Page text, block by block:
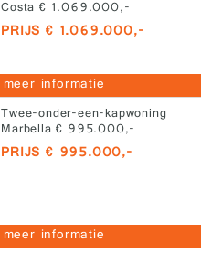
Costa € 1.069.000,-
PRIJS € 1.069.000,-
meer informatie
Twee-onder-een-kapwoning
Marbella € 995.000,-
PRIJS € 995.000,-
meer informatie